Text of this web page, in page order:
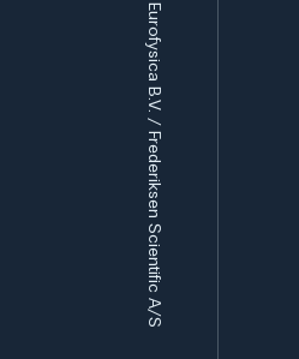
Eurofysica B.V. / Frederiksen Scientific A/S